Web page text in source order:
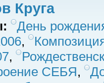
Круга
День
,
,
СЕБЯ,